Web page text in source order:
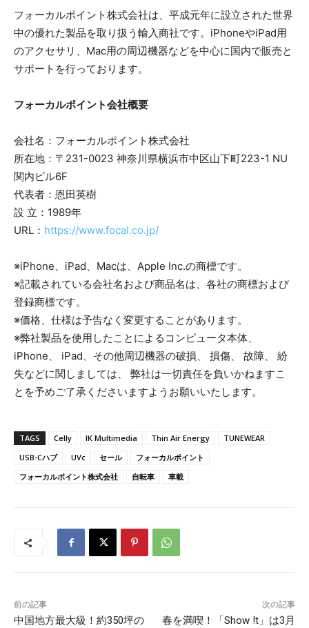
フォーカルポイント株式会社は、平成元年に設立された世界
中の優れた製品を取り扱う輸入商社です。iPhoneやiPad用
のアクセサリ、Mac用の周辺機器などを中心に国内で販売と
サポートを行っております。
フォーカルポイント会社概要
会社名：フォーカルポイント株式会社
所在地：〒231-0023 神奈川県横浜市中区山下町223-1 NU
関内ビル6F
代表者：恩田英樹
設 立：1989年
URL： https://www.focal.co.jp/
※iPhone、iPad、Macは、Apple Inc.の商標です。
※記載されている会社名および商品名は、各社の商標および
登録商標です。
※価格、仕様は予告なく変更することがあります。
※弊社製品を使用したことによるコンピュータ本体、
iPhone、 iPad、その他周辺機器の破損、 損傷、 故障、 紛
失などに関しましては、 弊社は一切責任を負いかねますこ
とを予めご了承くださいますようお願いいたします。
TAGS Celly IK Multimedia Thin Air Energy
TUNEWEAR
USB-Cハブ
UVc セール
フォーカルポイント
フォーカルポイント株式会社
自転車 車載
前の記事
中国地方最大級！約350坪の
次の記事
春を満喫！「Show !t」は3月